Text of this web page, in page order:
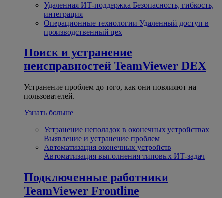
Удаленная ИТ-поддержка Безопасность, гибкость,
интеграция
Операционные технологии Удаленный доступ в
производственный цех
Поиск и устранение
неисправностей TeamViewer DEX
Устранение проблем до того, как они повлияют на
пользователей.
Узнать больше
Устранение неполадок в оконечных устройствах
Выявление и устранение проблем
Автоматизация оконечных устройств
Автоматизация выполнения типовых ИТ-задач
Подключенные работники
TeamViewer Frontline